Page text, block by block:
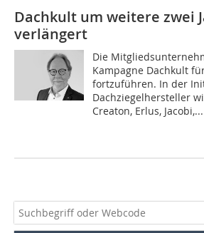
Dachkult um weitere zwei
verlängert
Die
Kampagne Dachkult
fortzuführen. In der
Dachziegelhersteller
Creaton, Erlus, Jacobi,...